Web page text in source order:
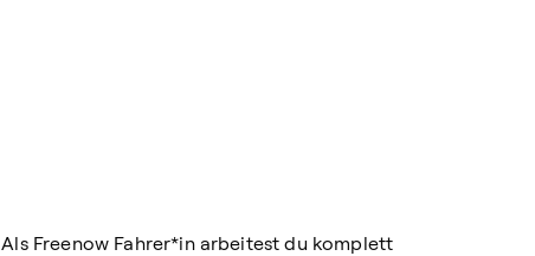
Als Freenow Fahrer*in arbeitest du komplett